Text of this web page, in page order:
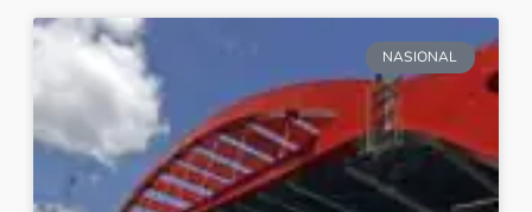
NASIONAL